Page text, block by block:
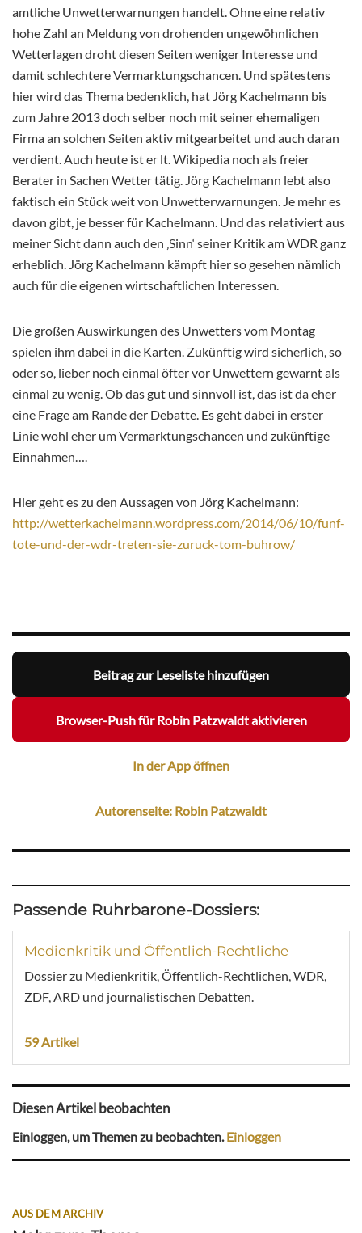
amtliche Unwetterwarnungen handelt. Ohne eine relativ
hohe Zahl an Meldung von drohenden ungewöhnlichen
Wetterlagen droht diesen Seiten weniger Interesse und
damit schlechtere Vermarktungschancen. Und spätestens
hier wird das Thema bedenklich, hat Jörg Kachelmann bis
zum Jahre 2013 doch selber noch mit seiner ehemaligen
Firma an solchen Seiten aktiv mitgearbeitet und auch daran
verdient. Auch heute ist er lt. Wikipedia noch als freier
Berater in Sachen Wetter tätig. Jörg Kachelmann lebt also
faktisch ein Stück weit von Unwetterwarnungen. Je mehr es
davon gibt, je besser für Kachelmann. Und das relativiert aus
meiner Sicht dann auch den ‚Sinn‘ seiner Kritik am WDR ganz
erheblich. Jörg Kachelmann kämpft hier so gesehen nämlich
auch für die eigenen wirtschaftlichen Interessen.
Die großen Auswirkungen des Unwetters vom Montag
spielen ihm dabei in die Karten. Zukünftig wird sicherlich, so
oder so, lieber noch einmal öfter vor Unwettern gewarnt als
einmal zu wenig. Ob das gut und sinnvoll ist, das ist da eher
eine Frage am Rande der Debatte. Es geht dabei in erster
Linie wohl eher um Vermarktungschancen und zukünftige
Einnahmen….
Hier geht es zu den Aussagen von Jörg Kachelmann:
http://wetterkachelmann.wordpress.com/2014/06/10/funf-
tote-und-der-wdr-treten-sie-zuruck-tom-buhrow/
Beitrag zur Leseliste hinzufügen
Browser-Push für Robin Patzwaldt aktivieren
In der App öffnen
Autorenseite: Robin Patzwaldt
Passende Ruhrbarone-Dossiers:
Medienkritik und Öffentlich-Rechtliche
Dossier zu Medienkritik, Öffentlich-Rechtlichen, WDR,
ZDF, ARD und journalistischen Debatten.
59 Artikel
Diesen Artikel beobachten
Einloggen, um Themen zu beobachten.Einloggen
AUS DEM ARCHIV